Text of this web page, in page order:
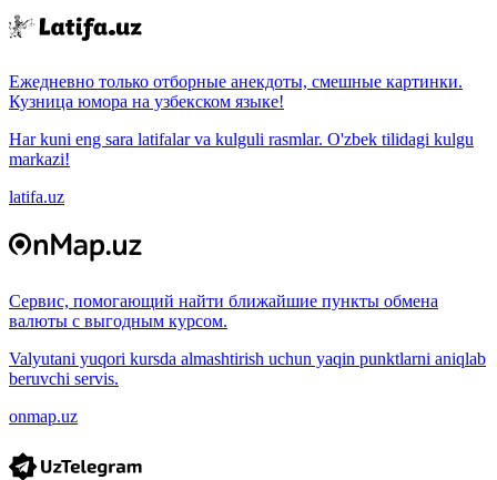
Ежедневно только отборные анекдоты, смешные картинки.
Кузница юмора на узбекском языке!
Har kuni eng sara latifalar va kulguli rasmlar. O'zbek tilidagi kulgu
markazi!
latifa.uz
Сервис, помогающий найти ближайшие пункты обмена
валюты с выгодным курсом.
Valyutani yuqori kursda almashtirish uchun yaqin punktlarni aniqlab
beruvchi servis.
onmap.uz